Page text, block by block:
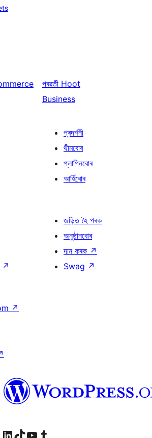
পৰৱৰ্তী Hoot
Business
প্ৰদৰ্শনী
থীমবোৰ
প্লাগিনবোৰ
আৰ্হিবোৰ
↗
জড়িত হৈ পৰক
অনুষ্ঠানবোৰ
দান কৰক ↗
Swag ↗
↗
যাওক
আমাৰ LinkedIn একাউণ্টলৈ যাওকআমাৰ TikTok একাউণ্টলৈ যাওকআমাৰ YouTube চেনেললৈ যাওকআমাৰ Tumblr একাউণ্টলৈ যাওক